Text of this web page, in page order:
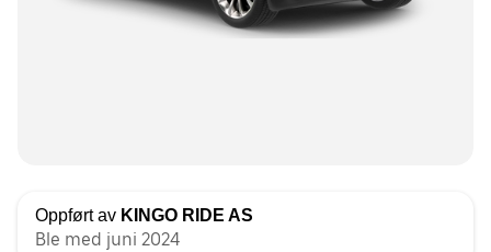
Oppført av KINGO RIDE AS
Ble med juni 2024